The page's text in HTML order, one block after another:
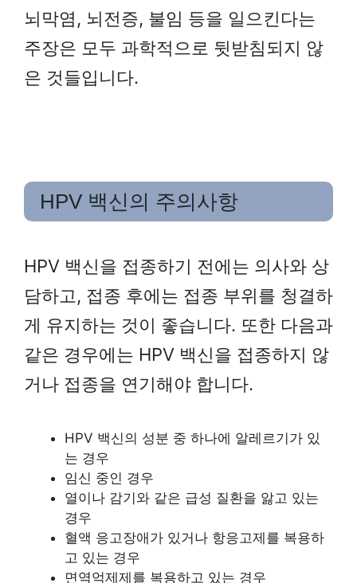
뇌막염, 뇌전증, 불임 등을 일으킨다는
주장은 모두 과학적으로 뒷받침되지 않
은 것들입니다.
HPV 백신의 주의사항
HPV 백신을 접종하기 전에는 의사와 상
담하고, 접종 후에는 접종 부위를 청결하
게 유지하는 것이 좋습니다. 또한 다음과
같은 경우에는 HPV 백신을 접종하지 않
거나 접종을 연기해야 합니다.
HPV 백신의 성분 중 하나에 알레르기가 있
는 경우
임신 중인 경우
열이나 감기와 같은 급성 질환을 앓고 있는
경우
혈액 응고장애가 있거나 항응고제를 복용하
고 있는 경우
면역억제제를 복용하고 있는 경우